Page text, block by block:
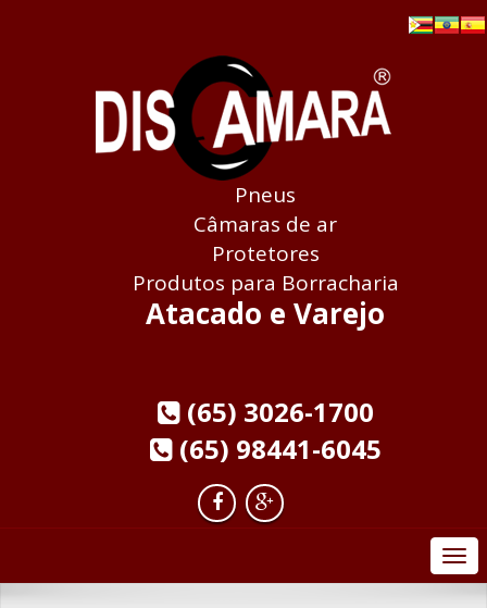
Pneus
Câmaras de ar
Protetores
Produtos para Borracharia
Atacado e Varejo
(65) 3026-1700
(65) 98441-6045